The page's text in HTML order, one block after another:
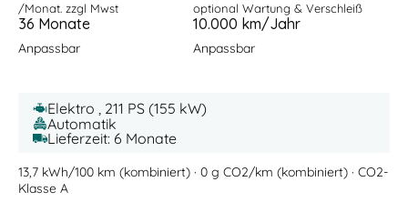
/Monat. zzgl Mwst optional Wartung & Verschleiß
36 Monate
Anpassbar
10.000 km/Jahr
Anpassbar
Elektro , 211 PS (155 kW)
Automatik
Lieferzeit: 6 Monate
13,7 kWh/100 km (kombiniert) · 0 g CO2/km (kombiniert) · CO2-
Klasse A